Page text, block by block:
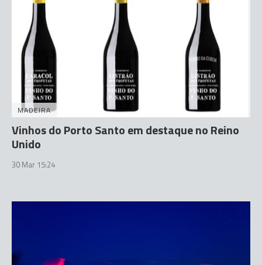
MADEIRA
Vinhos do Porto Santo em destaque no Reino
Unido
30 Mar 15:24